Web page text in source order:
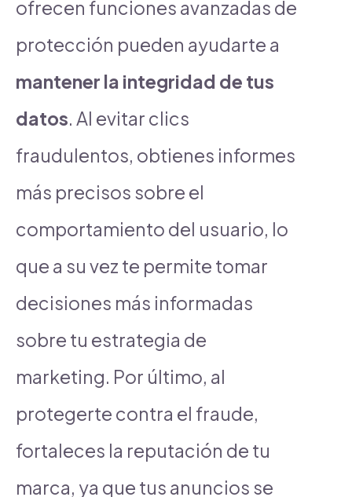
ofrecen funciones avanzadas de
protección pueden ayudarte a
mantener la integridad de tus
datos. Al evitar clics
fraudulentos, obtienes informes
más precisos sobre el
comportamiento del usuario, lo
que a su vez te permite tomar
decisiones más informadas
sobre tu estrategia de
marketing. Por último, al
protegerte contra el fraude,
fortaleces la reputación de tu
marca, ya que tus anuncios se